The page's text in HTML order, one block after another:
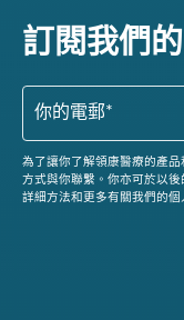
訂閱我們
為了讓你了解領康醫療的產
方式與你聯繫。你亦可於以
詳細方法和更多有關我們的